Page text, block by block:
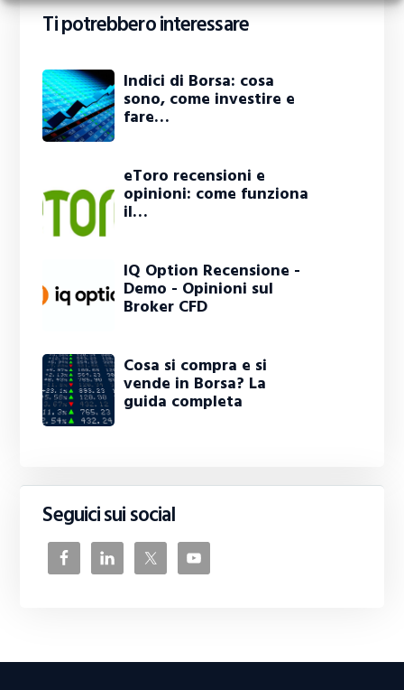
Ti potrebbero interessare
Indici di Borsa: cosa
sono, come investire e
fare…
eToro recensioni e
opinioni: come funziona
il…
IQ Option Recensione -
Demo - Opinioni sul
Broker CFD
Cosa si compra e si
vende in Borsa? La
guida completa
Seguici sui social